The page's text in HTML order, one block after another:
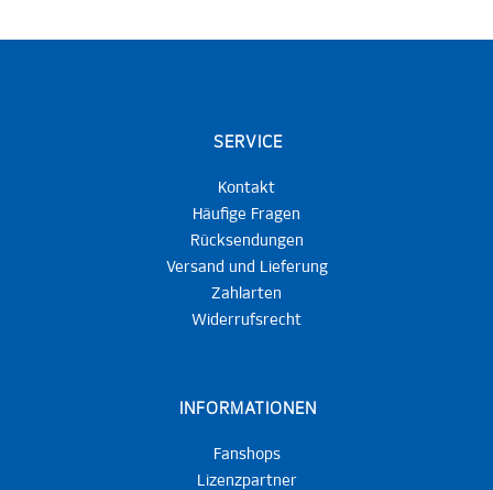
SERVICE
Kontakt
Häufige Fragen
Rücksendungen
Versand und Lieferung
Zahlarten
Widerrufsrecht
INFORMATIONEN
Fanshops
Lizenzpartner